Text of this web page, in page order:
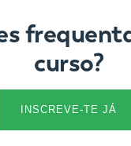
curso?
INSCREVE-TE JÁ